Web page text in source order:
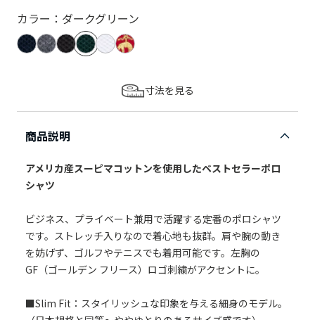
カラー：ダークグリーン
寸法を見る
商品説明
アメリカ産スーピマコットンを使用したベストセラーポロ
シャツ
ビジネス、プライベート兼用で活躍する定番のポロシャツ
です。ストレッチ入りなので着心地も抜群。肩や腕の動き
を妨げず、ゴルフやテニスでも着用可能です。左胸の
GF（ゴールデン フリース）ロゴ刺繍がアクセントに。
■Slim Fit：スタイリッシュな印象を与える細身のモデル。